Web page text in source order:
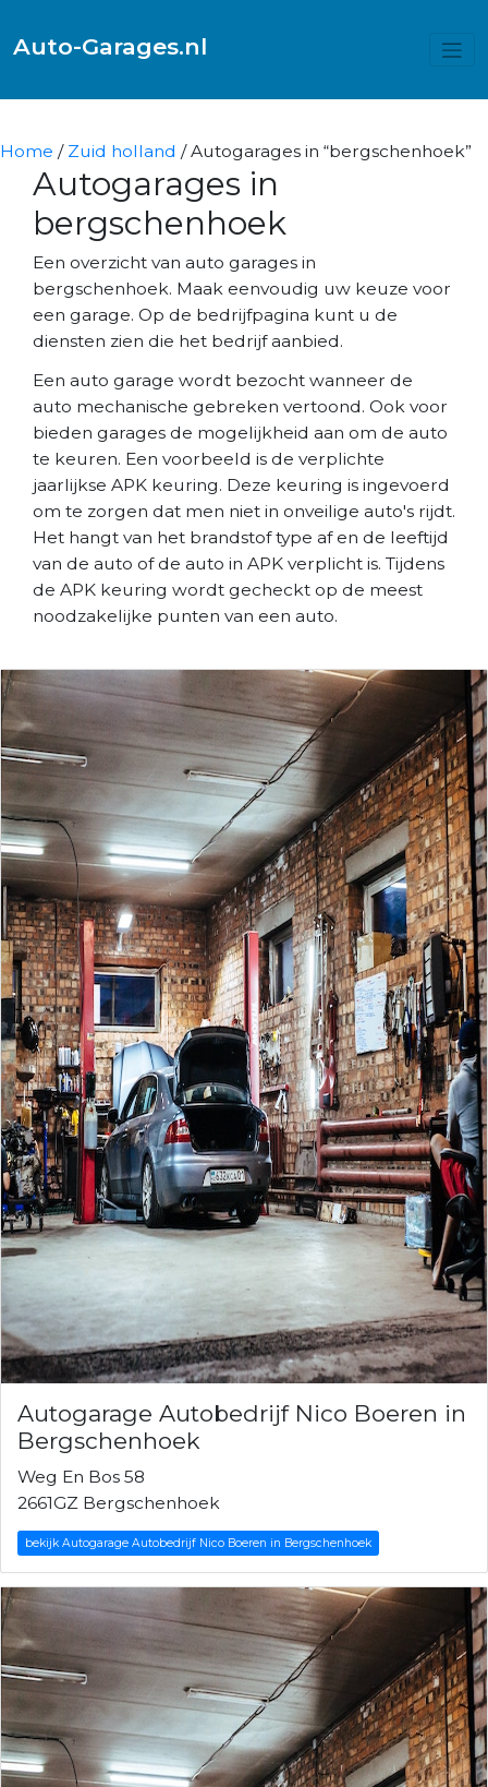
Auto-Garages.nl
Home / Zuid holland / Autogarages in “bergschenhoek”
Autogarages in
bergschenhoek
Een overzicht van auto garages in
bergschenhoek. Maak eenvoudig uw keuze voor
een garage. Op de bedrijfpagina kunt u de
diensten zien die het bedrijf aanbied.
Een auto garage wordt bezocht wanneer de
auto mechanische gebreken vertoond. Ook voor
bieden garages de mogelijkheid aan om de auto
te keuren. Een voorbeeld is de verplichte
jaarlijkse APK keuring. Deze keuring is ingevoerd
om te zorgen dat men niet in onveilige auto's rijdt.
Het hangt van het brandstof type af en de leeftijd
van de auto of de auto in APK verplicht is. Tijdens
de APK keuring wordt gecheckt op de meest
noodzakelijke punten van een auto.
Autogarage Autobedrijf Nico Boeren in
Bergschenhoek
Weg En Bos 58
2661GZ Bergschenhoek
bekijk Autogarage Autobedrijf Nico Boeren in Bergschenhoek